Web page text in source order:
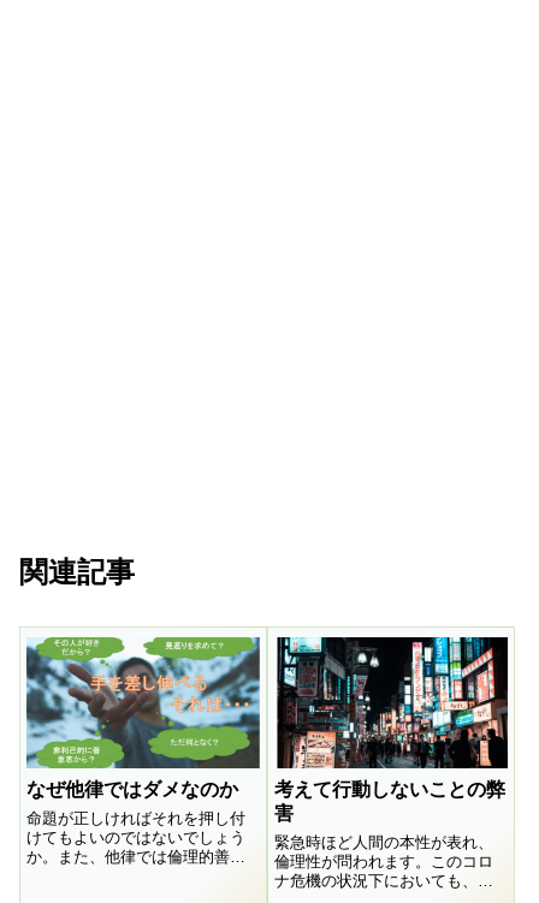
関連記事
なぜ他律ではダメなのか
命題が正しければそれを押し付
けてもよいのではないでしょう
か。また、他律では倫理的善性
考えて行動しないことの弊
害
緊急時ほど人間の本性が表れ、
倫理性が問われます。このコロ
ナ危機の状況下においても、勝